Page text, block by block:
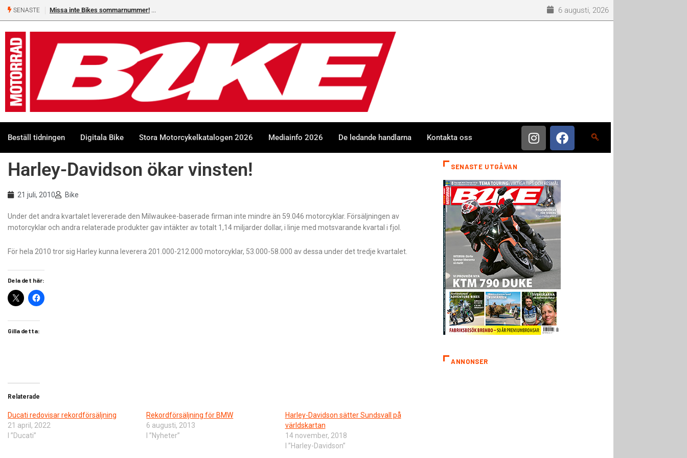
SENASTE Missa inte Bikes sommarnummer! 6 augusti, 2026
Beställ tidningen Digitala Bike Stora Motorcykelkatalogen 2026 Mediainfo 2026 De ledande handlarna Kontakta oss
Harley-Davidson ökar vinsten!
21 juli, 2010 Bike
Under det andra kvartalet levererade den Milwaukee-baserade firman inte mindre än 59.046 motorcyklar. Försäljningen av
motorcyklar och andra relaterade produkter gav intäkter av totalt 1,14 miljarder dollar, i linje med motsvarande kvartal i fjol.
För hela 2010 tror sig Harley kunna leverera 201.000-212.000 motorcyklar, 53.000-58.000 av dessa under det tredje kvartalet.
Dela det här:
Gilla detta:
Relaterade
Ducati redovisar rekordförsäljning
21 april, 2022
I ”Ducati”
Rekordförsäljning för BMW
6 augusti, 2013
I ”Nyheter”
Harley-Davidson sätter Sundsvall på
världskartan
14 november, 2018
I ”Harley-Davidson”
SENASTE UTGÅVAN
ANNONSER